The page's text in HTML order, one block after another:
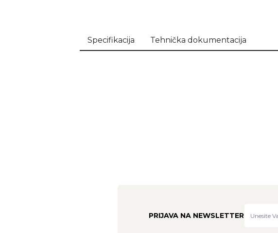
Specifikacija Tehnička dokumentacija
PRIJAVA NA NEWSLETTER